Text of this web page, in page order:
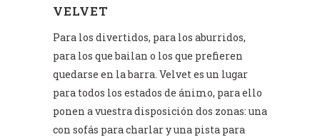
VELVET
Para los divertidos, para los aburridos,
para los que bailan o los que prefieren
quedarse en la barra. Velvet es un lugar
para todos los estados de ánimo, para ello
ponen a vuestra disposición dos zonas: una
con sofás para charlar y una pista para